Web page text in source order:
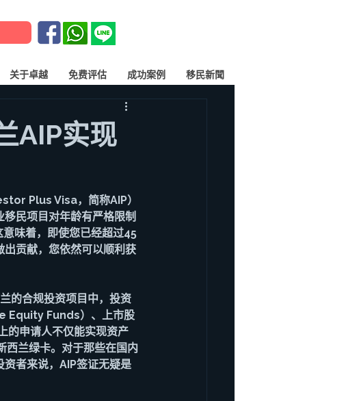
关于卓越 免费评估 成功案例 移民新聞
AIP实现
Plus Visa，简称AIP）
民项目对年龄有严格限制
意味着，即使您已经超过45
贡献，您依然可以顺利获
的合规投资项目中，投资
Equity Funds）、上市股
申请人不仅能实现资产
西兰绿卡。对于那些在国内
者来说，AIP签证无疑是